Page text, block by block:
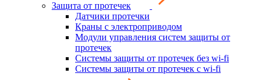
Защита от протечек
Датчики протечки
Краны с электроприводом
Модули управления систем защиты от
протечек
Системы защиты от протечек без wi-fi
Системы защиты от протечек с wi-fi